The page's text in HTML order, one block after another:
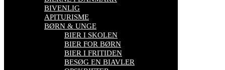
BIVENLIG
APITURISME
BØRN & UNGE
BIER I SKOLEN
BIER FOR BØRN
BIER I FRITIDEN
BESØG EN BIAVLER